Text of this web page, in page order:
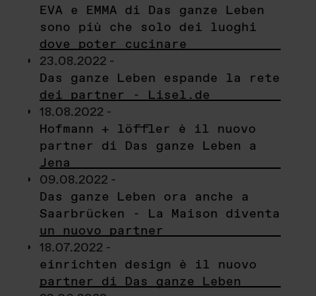
EVA e EMMA di Das ganze Leben
sono più che solo dei luoghi
dove poter cucinare
23.08.2022 -
Das ganze Leben espande la rete
dei partner - Lisel.de
18.08.2022 -
Hofmann + löffler è il nuovo
partner di Das ganze Leben a
Jena
09.08.2022 -
Das ganze Leben ora anche a
Saarbrücken - La Maison diventa
un nuovo partner
18.07.2022 -
einrichten design è il nuovo
partner di Das ganze Leben